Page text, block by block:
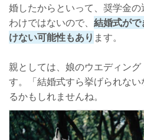
婚したからといって、奨学金
わけではないので、 結婚式が
けない可能性もあり ます。
親としては、娘のウエディン
す。「結婚式すら挙げられな
るかもしれませんね。